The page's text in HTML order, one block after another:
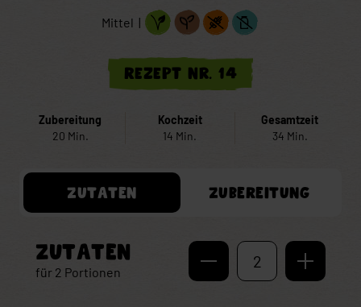
Mittel |
Rezept Nr. 14
Zubereitung
20 Min.
Kochzeit
14 Min.
Gesamtzeit
34 Min.
ZUTATEN ZUBEREITUNG
ZUTATEN
für 2 Portionen
2